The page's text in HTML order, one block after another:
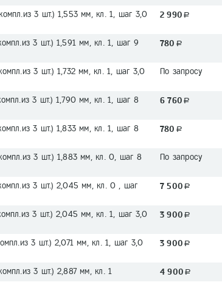
3 шт.) 1,553 мм, кл. 1, шаг 3,0
2 990 a
3 шт.) 1,591 мм, кл. 1, шаг 9
780 a
3 шт.) 1,732 мм, кл. 1, шаг 3,0
По запросу
3 шт.) 1,790 мм, кл. 1, шаг 8
6 760 a
3 шт.) 1,833 мм, кл. 1, шаг 8
780 a
3 шт.) 1,883 мм, кл. 0, шаг 8
По запросу
3 шт.) 2,045 мм, кл. 0 , шаг
7 500 a
3 шт.) 2,045 мм, кл. 1, шаг 3,0
3 900 a
3 шт.) 2,071 мм, кл. 1, шаг 3,0
3 900 a
3 шт.) 2,887 мм, кл. 1 4 900 a